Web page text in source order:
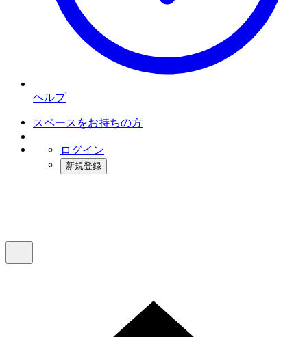
ヘルプ
スペースをお持ちの方
ログイン
新規登録